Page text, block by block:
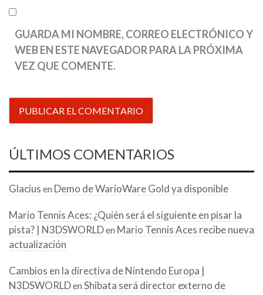
GUARDA MI NOMBRE, CORREO ELECTRÓNICO Y
WEB EN ESTE NAVEGADOR PARA LA PRÓXIMA
VEZ QUE COMENTE.
ÚLTIMOS COMENTARIOS
Glacius en Demo de WarioWare Gold ya disponible
Mario Tennis Aces: ¿Quién será el siguiente en pisar la
pista? | N3DSWORLDen Mario Tennis Aces recibe nueva
actualización
Cambios en la directiva de Nintendo Europa |
N3DSWORLDen Shibata será director externo de